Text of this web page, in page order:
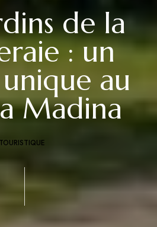
de la
: un
au
Madina
TOURISTIQUE